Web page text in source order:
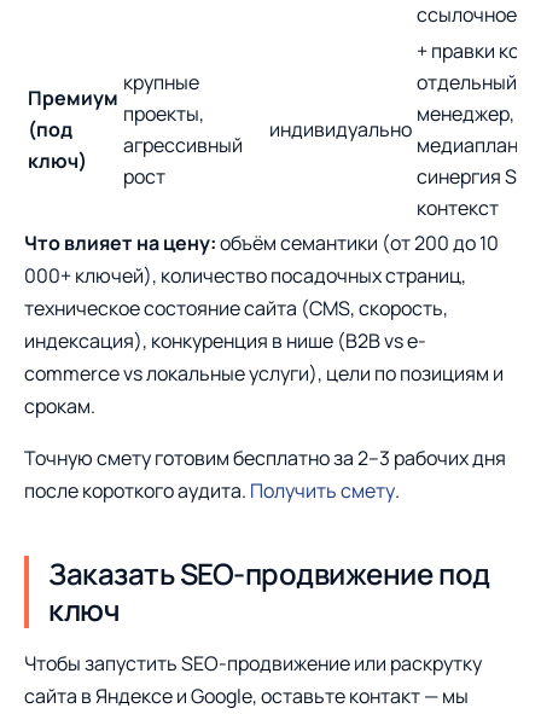
ссылочное
Премиум
(под
ключ)
крупные
проекты,
агрессивный
рост
индивидуально
+ правки
отдельный
менеджер,
синергия
контекст
Что влияет на цену:объём семантики (от 200 до 10
000+ ключей), количество посадочных страниц,
техническое состояние сайта (CMS, скорость,
индексация), конкуренция в нише (B2B vs e-
commerce vs локальные услуги), цели по позициям и
срокам.
Точную смету готовим бесплатно за 2–3 рабочих дня
после короткого аудита. Получить смету.
Заказать SEO-продвижение под
ключ
Чтобы запустить SEO-продвижение или раскрутку
сайта в Яндексе и Google, оставьте контакт — мы